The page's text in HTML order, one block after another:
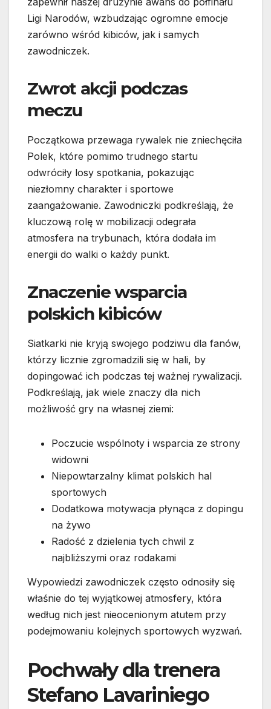
Ligi Narodów, wzbudzając ogromne emocje
zarówno wśród kibiców, jak i samych
zawodniczek.
Zwrot akcji podczas
meczu
Początkowa przewaga rywalek nie zniechęciła
Polek, które pomimo trudnego startu
odwróciły losy spotkania, pokazując
niezłomny charakter i sportowe
zaangażowanie. Zawodniczki podkreślają, że
kluczową rolę w mobilizacji odegrała
atmosfera na trybunach, która dodała im
energii do walki o każdy punkt.
Znaczenie wsparcia
polskich kibiców
Siatkarki nie kryją swojego podziwu dla fanów,
którzy licznie zgromadzili się w hali, by
dopingować ich podczas tej ważnej rywalizacji.
Podkreślają, jak wiele znaczy dla nich
możliwość gry na własnej ziemi:
Poczucie wspólnoty i wsparcia ze strony
widowni
Niepowtarzalny klimat polskich hal
sportowych
Dodatkowa motywacja płynąca z dopingu
na żywo
Radość z dzielenia tych chwil z
najbliższymi oraz rodakami
Wypowiedzi zawodniczek często odnosiły się
właśnie do tej wyjątkowej atmosfery, która
według nich jest nieocenionym atutem przy
podejmowaniu kolejnych sportowych wyzwań.
Pochwały dla trenera
Stefano Lavariniego